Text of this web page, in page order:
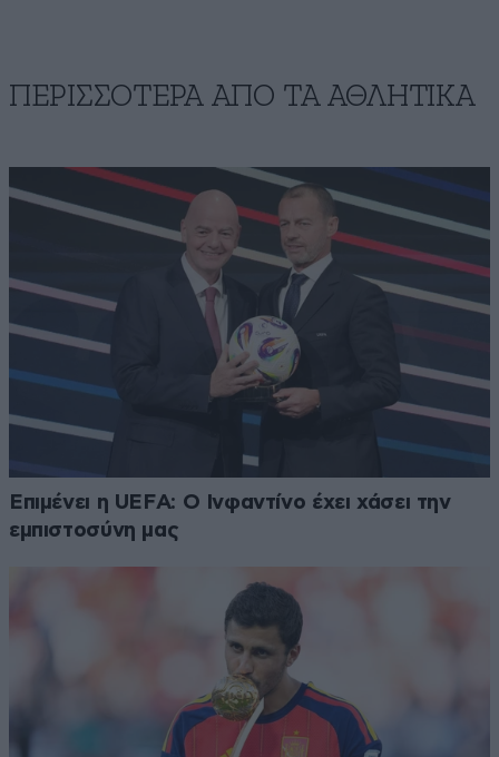
ΠΕΡΙΣΣΟΤΕΡΑ ΑΠΟ ΤA ΑΘΛΗΤΙΚΑ
Επιμένει η UEFA: Ο Ινφαντίνο έχει χάσει την
εμπιστοσύνη μας